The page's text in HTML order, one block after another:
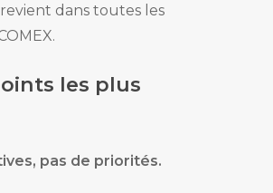
dans toutes les
les plus
pas de priorités.